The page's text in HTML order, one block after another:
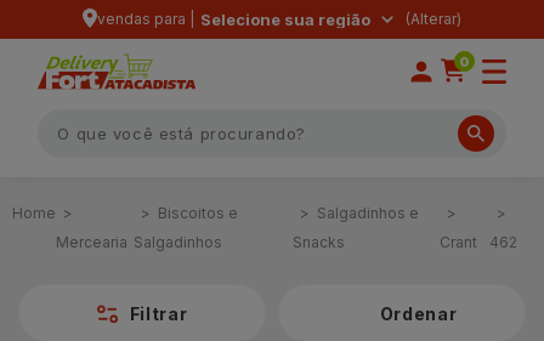
vendas para | Selecione sua região
0
Mercearia
Biscoitos e
Salgadinhos
Salgadinhos e
Snacks
Crant 462
Filtrar